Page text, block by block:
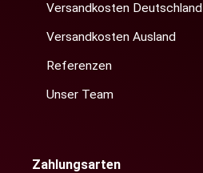
Versandkosten Deutschland
Versandkosten Ausland
Referenzen
Unser Team
Zahlungsarten